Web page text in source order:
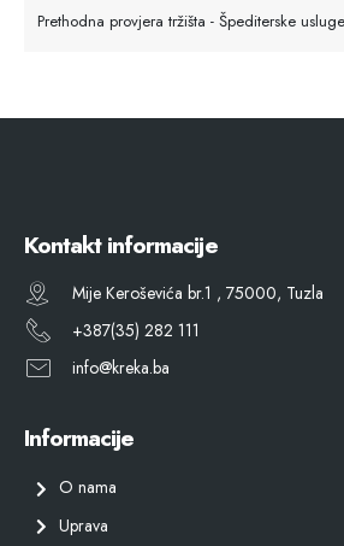
Prethodna provjera tržišta - Špediterske
Kontakt informacije
Mije Keroševića br.1 , 75000, Tuzla
+387(35) 282 111
info@kreka.ba
Informacije
O nama
Uprava